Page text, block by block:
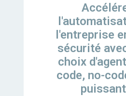
l'entreprise
sécurité
choix
code, no-